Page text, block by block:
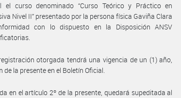
el curso denominado “Curso Teórico y Práctico en
Nivel II” presentado por la persona física Gaviña Clara
con lo dispuesto en la Disposición ANSV
otorgada tendrá una vigencia de un (1) año,
la presente en el Boletín Oficial.
en el artículo 2º de la presente, quedará supeditada al